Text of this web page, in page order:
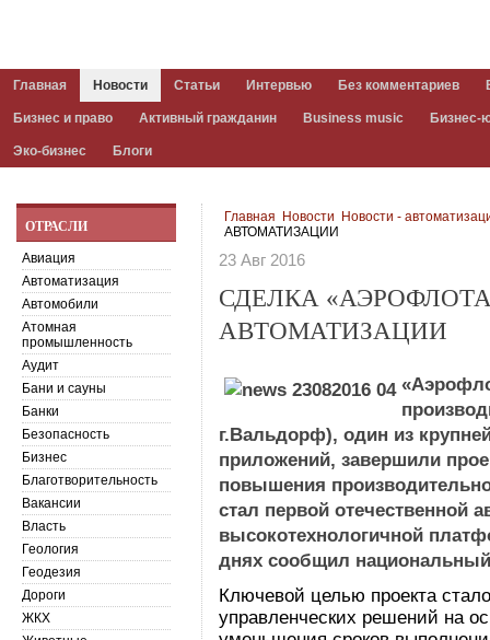
Главная Новости Статьи Интервью Без комментариев
Бизнес и право Активный гражданин Business music Бизнес-
Эко-бизнес Блоги
Главная Новости
Новости -
АВТОМАТИЗАЦИИ
23 Авг 2016
СДЕЛКА
АВТОМАТИЗАЦИИ
г.Вальдорф), один из
приложений, завершили
повышения
стал первой отечественной
высокотехнологичной
днях сообщил национальный
Ключевой целью проекта
управленческих решений на
ОТРАСЛИ
Авиация
Автоматизация
Автомобили
Атомная
промышленность
Аудит
Бани и сауны
Банки
Безопасность
Бизнес
Благотворительность
Вакансии
Власть
Геология
Геодезия
Дороги
ЖКХ